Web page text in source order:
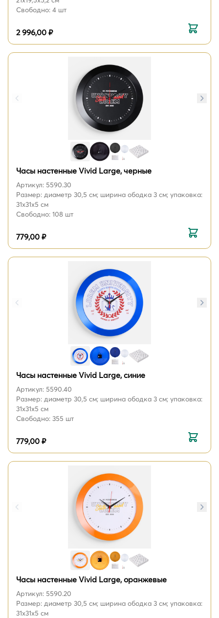
Свободно: 4 шт
2 996,00 ₽
Часы настенные Vivid Large, черные
Артикул: 5590.30
Размер: диаметр 30,5 см; ширина ободка 3 см; упаковка:
31х31х5 см
Свободно: 108 шт
779,00 ₽
Часы настенные Vivid Large, синие
Артикул: 5590.40
Размер: диаметр 30,5 см; ширина ободка 3 см; упаковка:
31х31х5 см
Свободно: 355 шт
779,00 ₽
Часы настенные Vivid Large, оранжевые
Артикул: 5590.20
Размер: диаметр 30,5 см; ширина ободка 3 см; упаковка:
31х31х5 см